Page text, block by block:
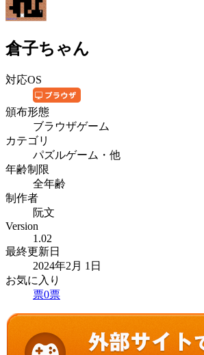
倉子ちゃん
対応OS
頒布形態
ブラウザゲーム
カテゴリ
パズルゲーム・他
年齢制限
全年齢
制作者
阮文
Version
1.02
最終更新日
2024年2月 1日
お気に入り
票0票